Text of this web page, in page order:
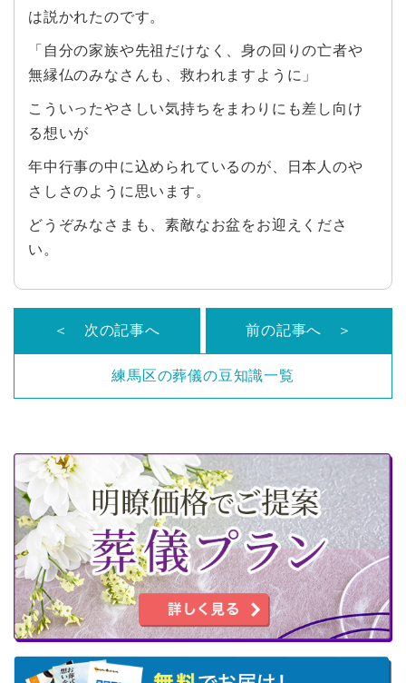
は説かれたのです。
「自分の家族や先祖だけなく、身の回りの亡者や
無縁仏のみなさんも、救われますように」
こういったやさしい気持ちをまわりにも差し向け
る想いが
年中行事の中に込められているのが、日本人のや
さしさのように思います。
どうぞみなさまも、素敵なお盆をお迎えくださ
い。
＜ 次の記事へ
練馬区の葬儀の豆知識一覧
前の記事へ ＞